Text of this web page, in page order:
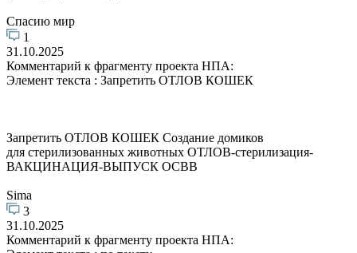
Спасию мир
1
31.10.2025
Комментарий к фрагменту проекта НПА:
Элемент текста : Запретить ОТЛОВ КОШЕК
Запретить ОТЛОВ КОШЕК Создание домиков
для стерилизованных животных ОТЛОВ-стерилизация-
ВАКЦИНАЦИЯ-ВЫПУСК ОСВВ
Sima
3
31.10.2025
Комментарий к фрагменту проекта НПА: